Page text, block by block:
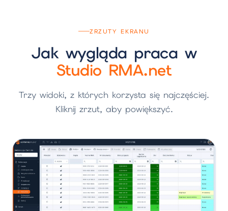
ZRZUTY EKRANU
Jak wygląda praca w
Studio RMA.net
Trzy widoki, z których korzysta się najczęściej.
Kliknij zrzut, aby powiększyć.